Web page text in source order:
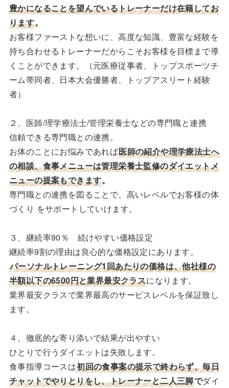
豊かになることを望んでいるトレーナーだけ在籍してお
ります。
お客様ファーストな想いに、高度な知識、豊富な経験を
持ち合わせるトレーナーだからこそお客様を目標まで導
くことができます。（元医療従事者、トップスポーツチ
ーム帯同者、日本大会優勝者、トップアスリート経験
者）
２、医師/理学療法士/管理栄養士などの専門職と連携
信頼できる専門職との連携。
お体のことにお悩みであれば医師の紹介や理学療法士へ
の相談、食事メニューは管理栄養士監修のダイエットメ
ニューの提案もできます。
専門職との連携を図ることで、高いレベルでお客様の体
づくり をサポートしていけます。
３、継続率90％ 続けやすい価格設定
継続率9割の理由は良心的な価格設定にあります。
パーソナルトレーニング1回あたりの価格は、他社様の
半額以下の6500円と業界最安クラスになります。
業界最安クラスで業界最高のサービスレベルを保証致し
ます。
４、徹底的な寄り添いで結果が出やすい
ひとりで行うダイエットは失敗します。
食事指導コースは初回の食事案の提示で終わらず、毎日
チャットでやりとりをし、トレーナーと二人三脚でダイ